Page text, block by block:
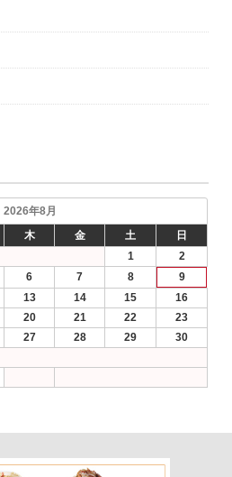
2026年8月
木 金 土 日
1
2
6 7 8
9
13 14 15
16
20 21 22
23
27 28 29
30